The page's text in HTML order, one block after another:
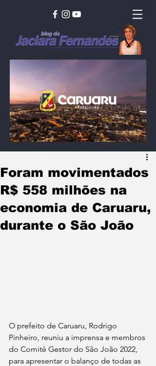
Foram movimentados
R$ 558 milhões na
economia de Caruaru,
durante o São João
O prefeito de Caruaru, Rodrigo
Pinheiro, reuniu a imprensa e membros
do Comitê Gestor do São João 2022,
para apresentar o balanço de todas as